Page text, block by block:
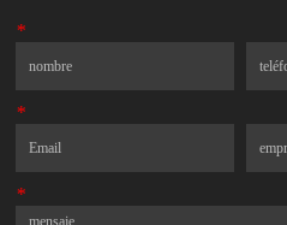
*Nombre
*Correo electrónico
*Mensaje